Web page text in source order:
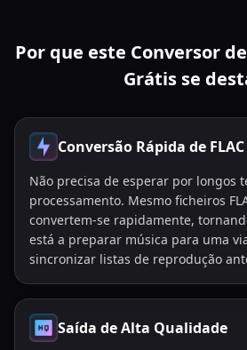
Por que este Conversor
Grátis se
Conversão Rápida de FLAC
Não precisa de esperar por longos
processamento. Mesmo ficheiros
convertem-se rapidamente,
está a preparar música para uma
sincronizar listas de reprodução
Saída de Alta Qualidade